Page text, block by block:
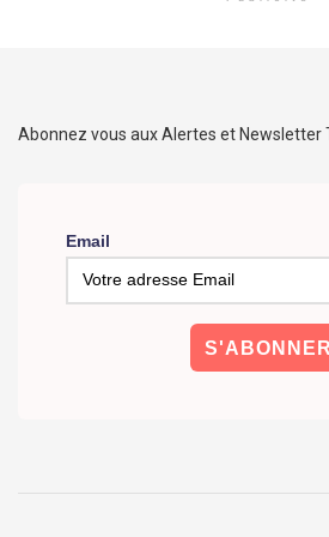
Abonnez vous aux Alertes et Newsletter
Email